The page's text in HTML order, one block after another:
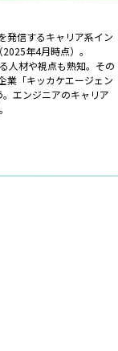
発信するキャリア系イン
年4月時点）。
人材や視点も熟知。その
業「キッカケエージェン
エンジニアのキャリア